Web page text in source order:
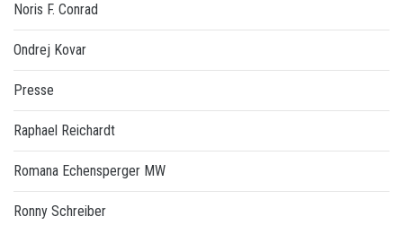
Noris F. Conrad
Ondrej Kovar
Presse
Raphael Reichardt
Romana Echensperger MW
Ronny Schreiber